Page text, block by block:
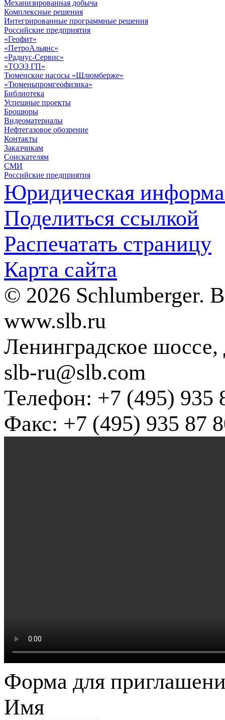
Механизированная добыча
Комплексные решения
Интегрированные программные решения
Российские предприятия
«Геофит»
«ПетроАльянс»
«Радиус-Сервис»
«ТОЭЗ ГП»
Тюменские насосы «Шлюмберже»
«Тюменьпромгеофизика»
Библиотека
Успешные проекты
Брошюры
Видеоматериалы
Нефтегазовое обозрение
Контакты
Заказчикам
Соискателям
СМИ
Российские предприятия
Юридическая
Поделиться ссылкой
Распечатать страницу
Карта сайта
© 2026 Schlumberger.
www.slb.ru
Ленинградское
slb-ru@slb.com
Телефон: +7 (495) 935
Факс: +7 (495) 935 87
Форма для
Имя